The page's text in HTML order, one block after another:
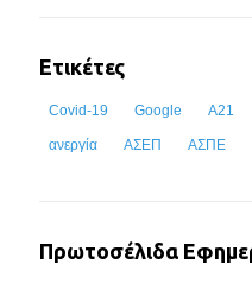
Ετικέτες
Covid-19 Google Α21
ανεργία ΑΣΕΠ ΑΣΠΕ
Πρωτοσέλιδα